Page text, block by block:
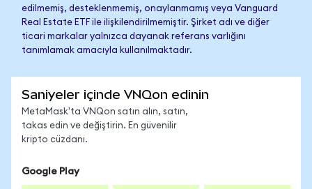
edilmemiş, desteklenmemiş, onaylanmamış veya Vanguard
Real Estate ETF ile ilişkilendirilmemiştir. Şirket adı ve diğer
ticari markalar yalnızca dayanak referans varlığını
tanımlamak amacıyla kullanılmaktadır.
Saniyeler içinde VNQon edinin
MetaMask'ta VNQon satın alın, satın,
takas edin ve değiştirin. En güvenilir
kripto cüzdanı.
Google Play